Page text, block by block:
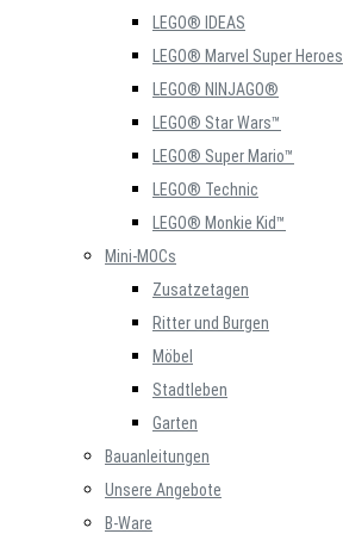
LEGO® IDEAS
LEGO® Marvel Super Heroes
LEGO® NINJAGO®
LEGO® Star Wars™
LEGO® Super Mario™
LEGO® Technic
LEGO® Monkie Kid™
Mini-MOCs
Zusatzetagen
Ritter und Burgen
Möbel
Stadtleben
Garten
Bauanleitungen
Unsere Angebote
B-Ware